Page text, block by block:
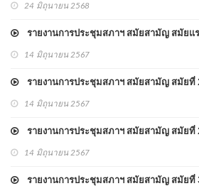
24 มิถุนายน 2568
รายงานการประชุมสภาฯ สมัยสามัญ สมัยแร
14 มิถุนายน 2567
รายงานการประชุมสภาฯ สมัยสามัญ สมัยที่
14 มิถุนายน 2567
รายงานการประชุมสภาฯ สมัยสามัญ สมัยที่
14 มิถุนายน 2567
รายงานการประชุมสภาฯ สมัยสามัญ สมัยที่